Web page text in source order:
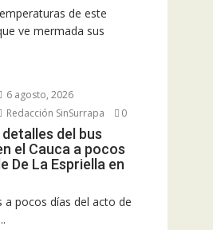
de este
ve mermada sus
6 agosto, 2026
Redacción SinSurrapa
0
del bus
el Cauca a pocos
De La Espriella en
a pocos días del acto de